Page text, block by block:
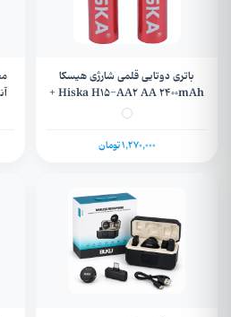
باتری دوتایی قلمی شارژی هیسکا
Hiska H15-AA2 AA 2400mAh +
گارانتی
1,270,000 تومان